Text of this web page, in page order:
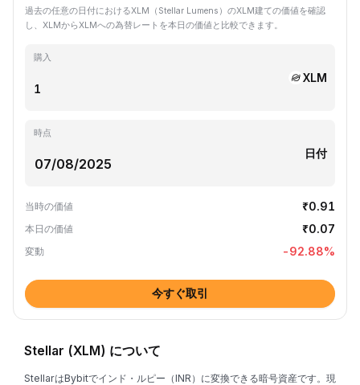
過去の任意の日付におけるXLM（Stellar Lumens）のXLM建ての価値を確認
し、XLMからXLMへの為替レートを本日の価値と比較できます。
購入
XLM
時点
日付
当時の価値 ₹0.91
本日の価値 ₹0.07
変動 -92.88%
今すぐ取引
Stellar (XLM) について
StellarはBybitでインド・ルピー（INR）に変換できる暗号資産です。現